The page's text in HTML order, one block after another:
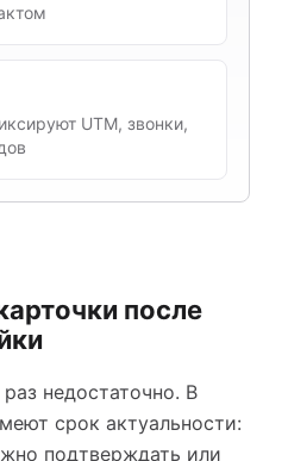
UTM, звонки,
после
недостаточно. В
срок актуальности:
подтверждать или